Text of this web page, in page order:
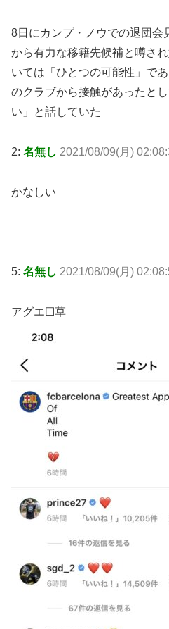
8日にカンプ・ノウでの退団会
から有力な移籍先候補と噂さ
いては「ひとつの可能性」で
のクラブから接触があったと
い」と話していた
2: 名無し 2021/08/09(月)
かなしい
5: 名無し 2021/08/09(月)
アグエ☐草